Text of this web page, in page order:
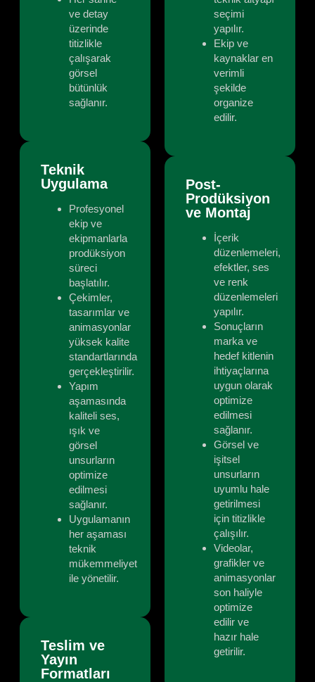
ve detay
üzerinde
titizlikle
çalışarak
görsel
bütünlük
sağlanır.
Teknik
Uygulama
Profesyonel
ekip ve
ekipmanlarla
prodüksiyon
süreci
başlatılır.
Çekimler,
tasarımlar ve
animasyonlar
yüksek kalite
standartlarında
gerçekleştirilir.
Yapım
aşamasında
kaliteli ses,
ışık ve
görsel
unsurların
optimize
edilmesi
sağlanır.
Uygulamanın
her aşaması
teknik
mükemmeliyet
ile yönetilir.
Teslim ve
Yayın
Formatları
seçimi
yapılır.
Ekip ve
kaynaklar en
verimli
şekilde
organize
edilir.
Post-
Prodüksiyon
ve Montaj
İçerik
düzenlemeleri,
efektler, ses
ve renk
düzenlemeleri
yapılır.
Sonuçların
marka ve
hedef kitlenin
ihtiyaçlarına
uygun olarak
optimize
edilmesi
sağlanır.
Görsel ve
işitsel
unsurların
uyumlu hale
getirilmesi
için titizlikle
çalışılır.
Videolar,
grafikler ve
animasyonlar
son haliyle
optimize
edilir ve
hazır hale
getirilir.